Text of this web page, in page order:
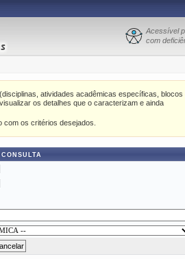
Acessível
com
atividades acadêmicas específicas, blocos
os detalhes que o caracterizam e ainda
os critérios desejados.